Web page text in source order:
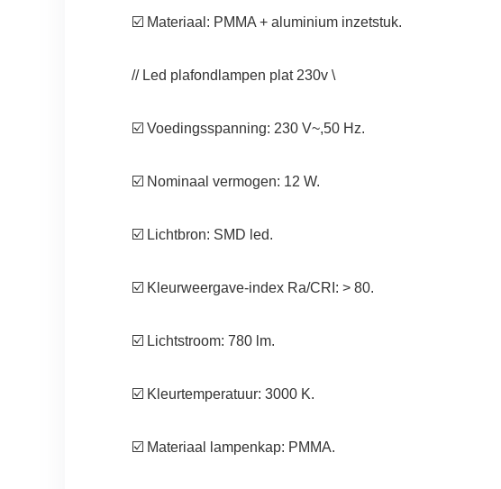
☑️ Materiaal: PMMA + aluminium inzetstuk.
// Led plafondlampen plat 230v \
☑️ Voedingsspanning: 230 V~,50 Hz.
☑️ Nominaal vermogen: 12 W.
☑️ Lichtbron: SMD led.
☑️ Kleurweergave-index Ra/CRI: > 80.
☑️ Lichtstroom: 780 lm.
☑️ Kleurtemperatuur: 3000 K.
☑️ Materiaal lampenkap: PMMA.